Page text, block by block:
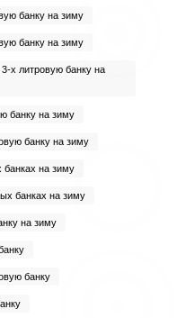
банку на зиму
банку на зиму
х литровую банку на
банку на зиму
банку на зиму
банках на зиму
банках на зиму
на зиму
банку